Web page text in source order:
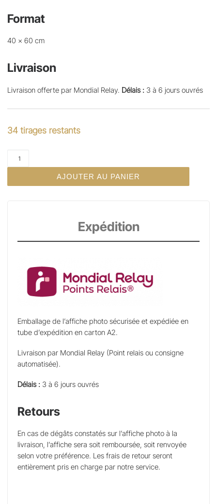
Format
40 x 60 cm
Livraison
Livraison offerte par Mondial Relay. Délais : 3 à 6 jours ouvrés
34 tirages restants
AJOUTER AU PANIER
Expédition
Emballage de l’affiche photo sécurisée et expédiée en
tube d’expédition en carton A2.
Livraison par Mondial Relay (Point relais ou consigne
automatisée).
Délais : 3 à 6 jours ouvrés
Retours
En cas de dégâts constatés sur l’affiche photo à la
livraison, l’affiche sera soit remboursée, soit renvoyée
selon votre préférence. Les frais de retour seront
entièrement pris en charge par notre service.